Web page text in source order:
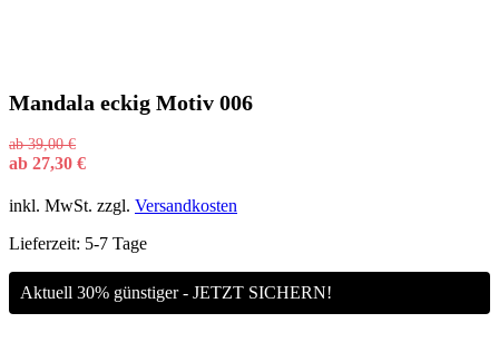
Mandala eckig Motiv 006
ab39,00€
ab 27,30 €
inkl. MwSt. zzgl. Versandkosten
Lieferzeit: 5-7 Tage
Aktuell 30% günstiger - JETZT SICHERN!